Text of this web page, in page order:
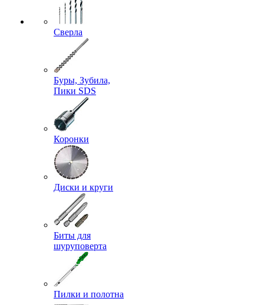
Сверла
Буры, Зубила,
Пики SDS
Коронки
Диски и круги
Биты для
шуруповерта
Пилки и полотна